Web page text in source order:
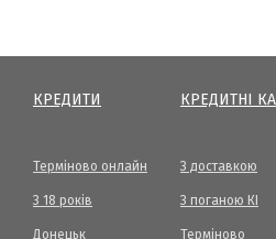
КРЕДИТИ
Терміново онлайн
З 18 років
Донецьк
КРЕДИТНІ
З доставкою
З поганою КІ
Терміново